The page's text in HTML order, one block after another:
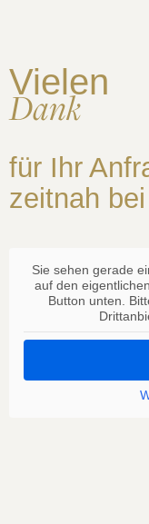
Vielen
Dank
für Ihr
zeitnah
Sie sehen gerade
auf den
Button unten.